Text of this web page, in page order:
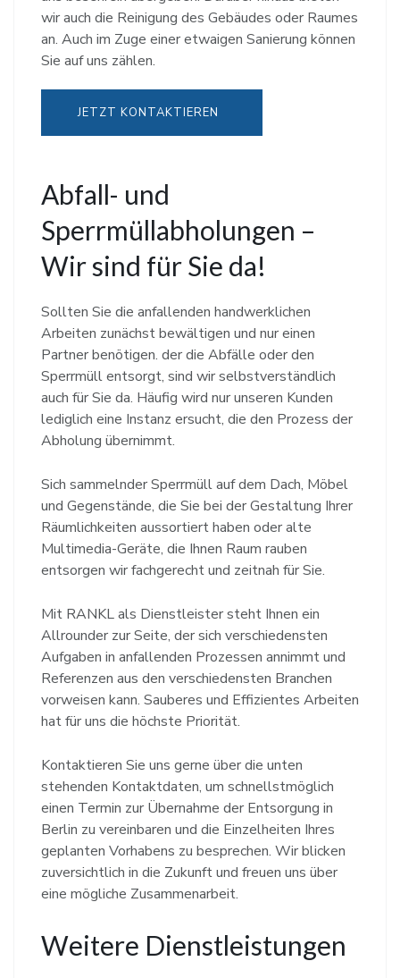
wir auch die Reinigung des Gebäudes oder Raumes
an. Auch im Zuge einer etwaigen Sanierung können
Sie auf uns zählen.
JETZT KONTAKTIEREN
Abfall- und
Sperrmüllabholungen –
Wir sind für Sie da!
Sollten Sie die anfallenden handwerklichen
Arbeiten zunächst bewältigen und nur einen
Partner benötigen. der die Abfälle oder den
Sperrmüll entsorgt, sind wir selbstverständlich
auch für Sie da. Häufig wird nur unseren Kunden
lediglich eine Instanz ersucht, die den Prozess der
Abholung übernimmt.
Sich sammelnder Sperrmüll auf dem Dach, Möbel
und Gegenstände, die Sie bei der Gestaltung Ihrer
Räumlichkeiten aussortiert haben oder alte
Multimedia-Geräte, die Ihnen Raum rauben
entsorgen wir fachgerecht und zeitnah für Sie.
Mit RANKL als Dienstleister steht Ihnen ein
Allrounder zur Seite, der sich verschiedensten
Aufgaben in anfallenden Prozessen annimmt und
Referenzen aus den verschiedensten Branchen
vorweisen kann. Sauberes und Effizientes Arbeiten
hat für uns die höchste Priorität.
Kontaktieren Sie uns gerne über die unten
stehenden Kontaktdaten, um schnellstmöglich
einen Termin zur Übernahme der Entsorgung in
Berlin zu vereinbaren und die Einzelheiten Ihres
geplanten Vorhabens zu besprechen. Wir blicken
zuversichtlich in die Zukunft und freuen uns über
eine mögliche Zusammenarbeit.
Weitere Dienstleistungen